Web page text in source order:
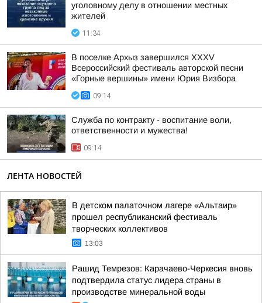
уголовному делу в отношении местных
жителей
11:34
В поселке Архыз завершился XXXV
Всероссийский фестиваль авторской песни
«Горные вершины» имени Юрия Визбора
09:14
Служба по контракту - воспитание воли,
ответственности и мужества!
09:14
ЛЕНТА НОВОСТЕЙ
В детском палаточном лагере «Альтаир»
прошел республиканский фестиваль
творческих коллективов
13:03
Рашид Темрезов: Карачаево-Черкесия вновь
подтвердила статус лидера страны в
производстве минеральной воды